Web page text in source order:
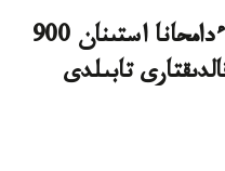
پولشادا بالمۇزداق ساتىلعان ءدامحانا استىنان 900
تابىلدى